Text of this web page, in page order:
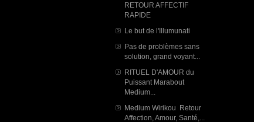
RETOUR AFFECTIF
RAPIDE
Le but de l'Illumunati
Pas de problèmes sans
solution, grand voyant...
RITUEL D'AMOUR du
Puissant Marabout
Medium...
Medium Wirikou Retour
Affection, Amour, Santé,...